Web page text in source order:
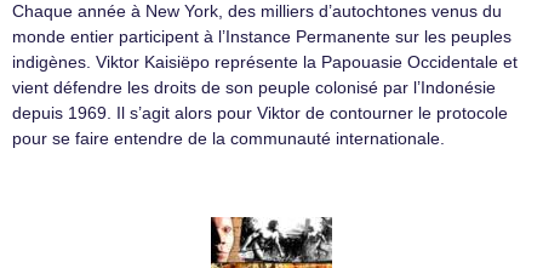
Chaque année à New York, des milliers d’autochtones venus du
monde entier participent à l’Instance Permanente sur les peuples
indigènes. Viktor Kaisiëpo représente la Papouasie Occidentale et
vient défendre les droits de son peuple colonisé par l’Indonésie
depuis 1969. Il s’agit alors pour Viktor de contourner le protocole
pour se faire entendre de la communauté internationale.